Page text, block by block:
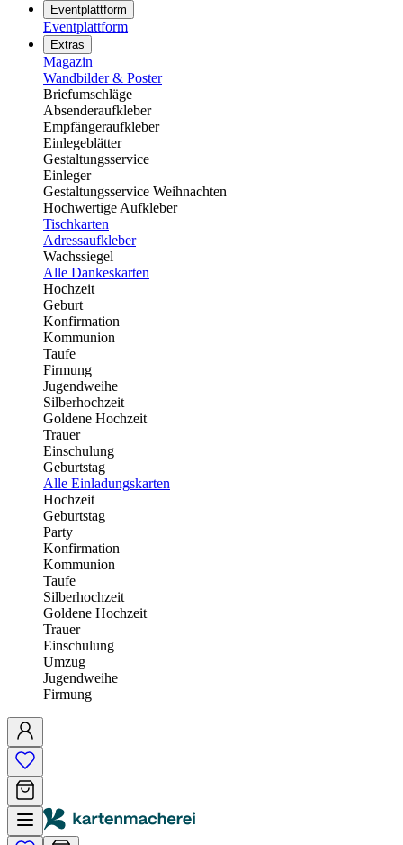
Eventplattform
Eventplattform
Extras
Magazin
Wandbilder & Poster
Briefumschläge
Absenderaufkleber
Empfängeraufkleber
Einlegeblätter
Gestaltungsservice
Einleger
Gestaltungsservice Weihnachten
Hochwertige Aufkleber
Tischkarten
Adressaufkleber
Wachssiegel
Alle Dankeskarten
Hochzeit
Geburt
Konfirmation
Kommunion
Taufe
Firmung
Jugendweihe
Silberhochzeit
Goldene Hochzeit
Trauer
Einschulung
Geburtstag
Alle Einladungskarten
Hochzeit
Geburtstag
Party
Konfirmation
Kommunion
Taufe
Silberhochzeit
Goldene Hochzeit
Trauer
Einschulung
Umzug
Jugendweihe
Firmung